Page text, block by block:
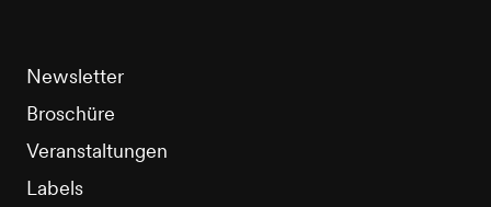
Newsletter
Broschüre
Veranstaltungen
Labels